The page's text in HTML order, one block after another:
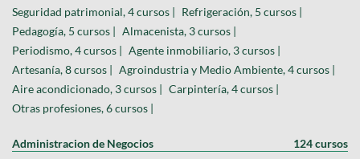
Seguridad patrimonial, 4 cursos | Refrigeración, 5 cursos |
Pedagogía, 5 cursos | Almacenista, 3 cursos |
Periodismo, 4 cursos | Agente inmobiliario, 3 cursos |
Artesanía, 8 cursos | Agroindustria y Medio Ambiente, 4 cursos |
Aire acondicionado, 3 cursos | Carpintería, 4 cursos |
Otras profesiones, 6 cursos |
Administracion de Negocios 124 cursos